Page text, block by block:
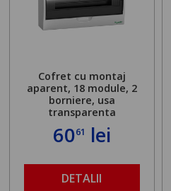
Cofret cu montaj
aparent, 18 module, 2
borniere, usa
transparenta
6061 lei
DETALII